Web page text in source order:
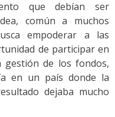
que debían ser
común a muchos
empoderar a las
de participar en
gestión de los fondos,
en un país donde la
dejaba mucho